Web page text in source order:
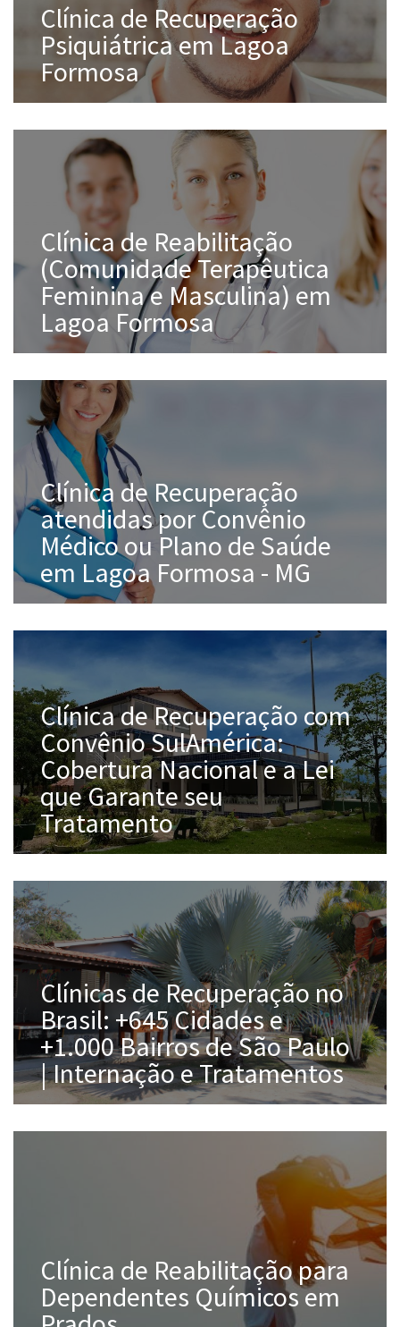
Clínica de Recuperação
Psiquiátrica em Lagoa
Formosa
Clínica de Reabilitação
(Comunidade Terapêutica
Feminina e Masculina) em
Lagoa Formosa
Clínica de Recuperação
atendidas por Convênio
Médico ou Plano de Saúde
em Lagoa Formosa - MG
Clínica de Recuperação com
Convênio SulAmérica:
Cobertura Nacional e a Lei
que Garante seu
Tratamento
Clínicas de Recuperação no
Brasil: +645 Cidades e
+1.000 Bairros de São Paulo
| Internação e Tratamentos
Clínica de Reabilitação para
Dependentes Químicos em